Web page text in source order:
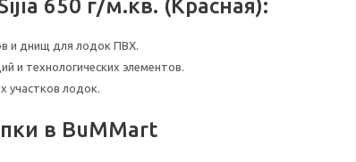
650 г/м.кв. (Красная):
и днищ для лодок ПВХ.
и технологических элементов.
участков лодок.
в BuMMart